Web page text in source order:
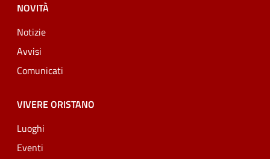
NOVITÀ
Notizie
Avvisi
Comunicati
VIVERE ORISTANO
Luoghi
Eventi